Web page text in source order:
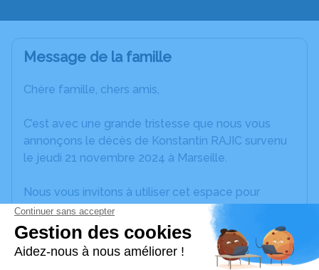
Message de la famille
Chère famille, chers amis,
C’est avec une grande tristesse que nous vous
annonçons le décès de Konstantin RAJIC survenu
le jeudi 21 novembre 2024 à Marseille.
Nous vous invitons à utiliser cet espace pour
laisser vos condoléances, partager des photos
souvenirs, une anecdote ou exprimer vos pensées
à travers des poèmes ou des textes. Cet endroit
est un lieu d'expression dédié à honorer la